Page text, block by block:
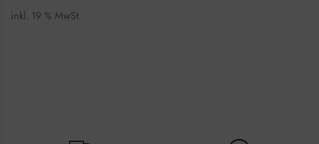
inkl. 19 % MwSt.